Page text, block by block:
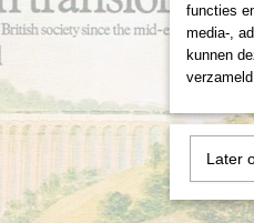
functies
media-,
kunnen
Later